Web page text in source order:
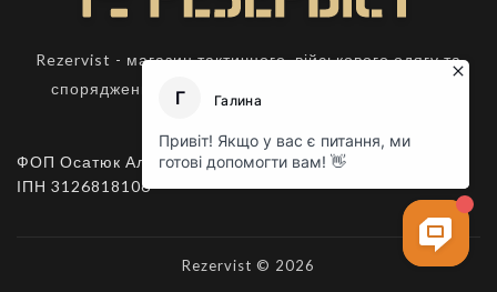
Rezervist - магазин тактичного, військового одягу та
спорядження. Товари для активного відпочинку.
ФОП Осатюк Алла Костянтинівна,
ІПН 3126818106
Rezervist © 2026